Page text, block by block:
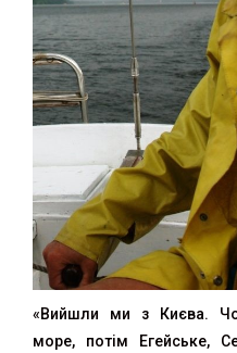
«Вийшли ми з Києва.
море, потім Егейське,